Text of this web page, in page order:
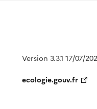
Version 3.3.1 17/07/
ecologie.gouv.fr